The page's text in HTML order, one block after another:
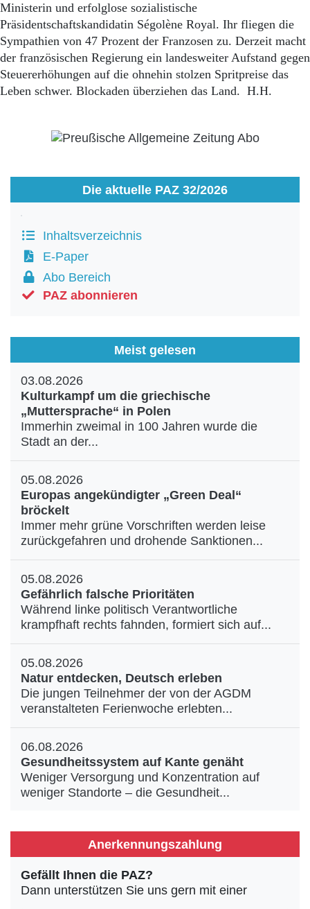
Ministerin und erfolglose sozialistische
Präsidentschaftskandidatin Ségolène Royal. Ihr fliegen die
Sympathien von 47 Prozent der Franzosen zu. Derzeit macht
der französischen Regierung ein landesweiter Aufstand gegen
Steuererhöhungen auf die ohnehin stolzen Spritpreise das
Leben schwer. Blockaden überziehen das Land. H.H.
Die aktuelle PAZ 32/2026
Inhaltsverzeichnis
E-Paper
Abo Bereich
PAZ abonnieren
Meist gelesen
03.08.2026
Kulturkampf um die griechische
„Muttersprache“ in Polen
Immerhin zweimal in 100 Jahren wurde die
Stadt an der...
05.08.2026
Europas angekündigter „Green Deal“
bröckelt
Immer mehr grüne Vorschriften werden leise
zurückgefahren und drohende Sanktionen...
05.08.2026
Gefährlich falsche Prioritäten
Während linke politisch Verantwortliche
krampfhaft rechts fahnden, formiert sich auf...
05.08.2026
Natur entdecken, Deutsch erleben
Die jungen Teilnehmer der von der AGDM
veranstalteten Ferienwoche erlebten...
06.08.2026
Gesundheitssystem auf Kante genäht
Weniger Versorgung und Konzentration auf
weniger Standorte – die Gesundheit...
Anerkennungszahlung
Gefällt Ihnen die PAZ?
Dann unterstützen Sie uns gern mit einer